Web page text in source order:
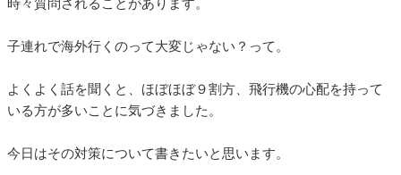
時々質問されることがあります。
子連れで海外行くのって大変じゃない？って。
よくよく話を聞くと、ほぼほぼ９割方、飛行機の心配を持って
いる方が多いことに気づきました。
今日はその対策について書きたいと思います。